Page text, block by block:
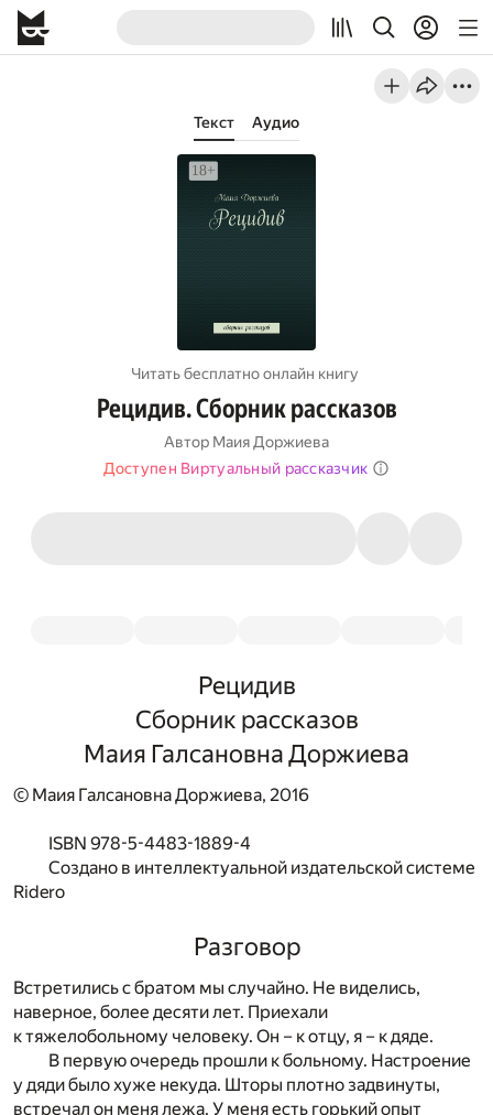
Текст Аудио
Читать бесплатно онлайн книгу
Рецидив. Сборник рассказов
Автор Маия Доржиева
Доступен Виртуальный рассказчик
Рецидив
Сборник рассказов
Маия Галсановна Доржиева
© Маия Галсановна Доржиева, 2016
ISBN 978-5-4483-1889-4
Создано в интеллектуальной издательской системе
Ridero
Разговор
Встретились с братом мы случайно. Не виделись,
наверное, более десяти лет. Приехали
к тяжелобольному человеку. Он – к отцу, я – к дяде.
В первую очередь прошли к больному. Настроение
у дяди было хуже некуда. Шторы плотно задвинуты,
встречал он меня лежа. У меня есть горький опыт